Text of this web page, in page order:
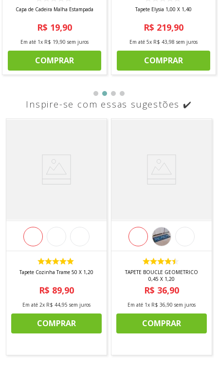
Capa de Cadeira Malha Estampada
R$ 19,90
Em até 1x R$ 19,90 sem juros
COMPRAR
Tapete Elysia 1,00 X 1,40
R$ 219,90
Em até 5x R$ 43,98 sem juros
COMPRAR
Inspire-se com essas sugestões ✔️
Tapete Cozinha Trame 50 X 1,20
R$ 89,90
Em até 2x R$ 44,95 sem juros
COMPRAR
TAPETE BOUCLE GEOMETRICO
0,45 X 1,20
R$ 36,90
Em até 1x R$ 36,90 sem juros
COMPRAR